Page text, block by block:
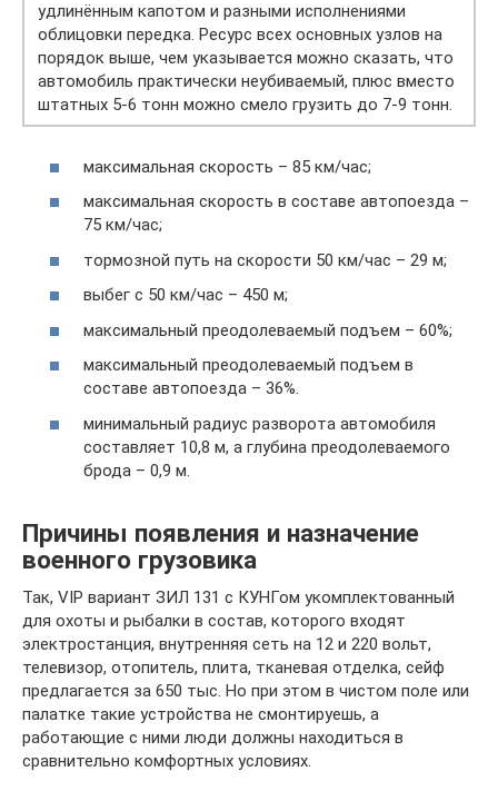
удлинённым капотом и разными исполнениями
облицовки передка. Ресурс всех основных узлов на
порядок выше, чем указывается можно сказать, что
автомобиль практически неубиваемый, плюс вместо
штатных 5-6 тонн можно смело грузить до 7-9 тонн.
максимальная скорость – 85 км/час;
максимальная скорость в составе автопоезда –
75 км/час;
тормозной путь на скорости 50 км/час – 29 м;
выбег с 50 км/час – 450 м;
максимальный преодолеваемый подъем – 60%;
максимальный преодолеваемый подъем в
составе автопоезда – 36%.
минимальный радиус разворота автомобиля
составляет 10,8 м, а глубина преодолеваемого
брода – 0,9 м.
Причины появления и назначение
военного грузовика
Так, VIP вариант ЗИЛ 131 с КУНГом укомплектованный
для охоты и рыбалки в состав, которого входят
электростанция, внутренняя сеть на 12 и 220 вольт,
телевизор, отопитель, плита, тканевая отделка, сейф
предлагается за 650 тыс. Но при этом в чистом поле или
палатке такие устройства не смонтируешь, а
работающие с ними люди должны находиться в
сравнительно комфортных условиях.